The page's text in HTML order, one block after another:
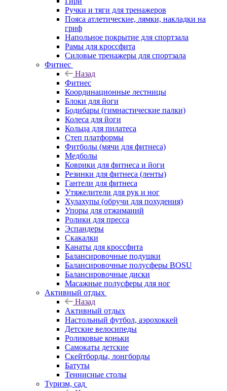
Ручки и тяги для тренажеров
Пояса атлетические, лямки, накладки на
гриф
Напольное покрытие для спортзала
Рамы для кроссфита
Силовые тренажеры для спортзала
Фитнес
Назад
Фитнес
Координационные лестницы
Блоки для йоги
Бодибары (гимнастические палки)
Колеса для йоги
Кольца для пилатеса
Степ платформы
Фитболы (мячи для фитнеса)
Медболы
Коврики для фитнеса и йоги
Резинки для фитнеса (ленты)
Гантели для фитнеса
Утяжелители для рук и ног
Хулахупы (обручи для похудения)
Упоры для отжиманий
Ролики для пресса
Эспандеры
Скакалки
Канаты для кроссфита
Балансировочные подушки
Балансировочные полусферы BOSU
Балансировочные диски
Масажные полусферы для ног
Активный отдых
Назад
Активный отдых
Настольный футбол, аэрохоккей
Детские велосипеды
Роликовые коньки
Самокаты детские
Скейтборды, лонгборды
Батуты
Теннисные столы
Туризм, сад